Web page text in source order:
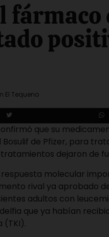
fármaco
El Tequeno
que su
de Pfizer, para
dejaron de
molecular
rival ya aprobado
adultos con
que ya habían
(TKI).